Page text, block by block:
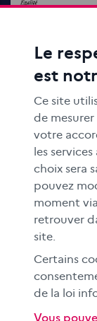
ACTIONS
FORMATION
RESSOURCES
MÉDIAS
FAMILLES
Le CLEMI
En académies
À l'international
CLEMI sup
Espace presse
Le
est
Ce site
de
votre
les
choix sera
pouvez
moment
retrouver
site.
Certains
de la loi
Vous